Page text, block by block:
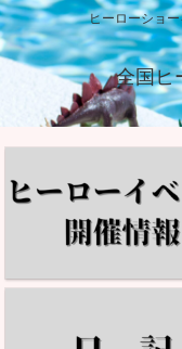
ヒーローショ
全国ヒ